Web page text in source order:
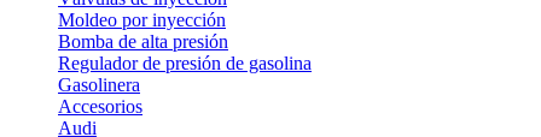
Moldeo por inyección
Bomba de alta presión
Regulador de presión de gasolina
Gasolinera
Accesorios
Audi